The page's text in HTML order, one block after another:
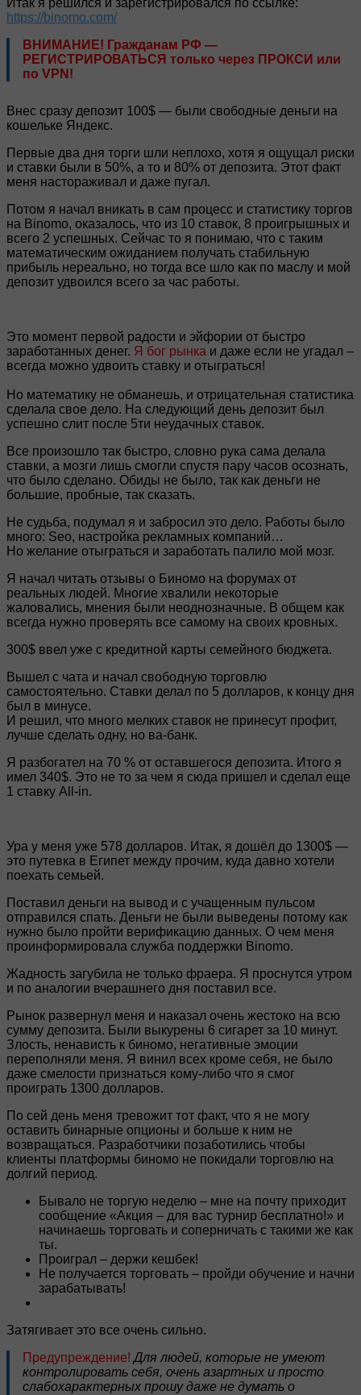
https://binomo.com/
ВНИМАНИЕ! Гражданам РФ —
РЕГИСТРИРОВАТЬСЯ только через ПРОКСИ или
по VPN!
Внес сразу депозит 100$ — были свободные деньги на
кошельке Яндекс.
Первые два дня торги шли неплохо, хотя я ощущал риски
и ставки были в 50%, а то и 80% от депозита. Этот факт
меня настораживал и даже пугал.
Потом я начал вникать в сам процесс и статистику торгов
на Binomo, оказалось, что из 10 ставок, 8 проигрышных и
всего 2 успешных. Сейчас то я понимаю, что с таким
математическим ожиданием получать стабильную
прибыль нереально, но тогда все шло как по маслу и мой
депозит удвоился всего за час работы.
Это момент первой радости и эйфории от быстро
заработанных денег. Я бог рынка и даже если не угадал –
всегда можно удвоить ставку и отыграться!
Но математику не обманешь, и отрицательная статистика
сделала свое дело. На следующий день депозит был
успешно слит после 5ти неудачных ставок.
Все произошло так быстро, словно рука сама делала
ставки, а мозги лишь смогли спустя пару часов осознать,
что было сделано. Обиды не было, так как деньги не
большие, пробные, так сказать.
Не судьба, подумал я и забросил это дело. Работы было
много: Seo, настройка рекламных компаний…
Но желание отыграться и заработать палило мой мозг.
Я начал читать отзывы о Биномо на форумах от
реальных людей. Многие хвалили некоторые
жаловались, мнения были неоднозначные. В общем как
всегда нужно проверять все самому на своих кровных.
300$ ввел уже с кредитной карты семейного бюджета.
Вышел с чата и начал свободную торговлю
самостоятельно. Ставки делал по 5 долларов, к концу дня
был в минусе.
И решил, что много мелких ставок не принесут профит,
лучше сделать одну, но ва-банк.
Я разбогател на 70 % от оставшегося депозита. Итого я
имел 340$. Это не то за чем я сюда пришел и сделал еще
1 ставку All-in.
Ура у меня уже 578 долларов. Итак, я дошёл до 1300$ —
это путевка в Египет между прочим, куда давно хотели
поехать семьей.
Поставил деньги на вывод и с учащенным пульсом
отправился спать. Деньги не были выведены потому как
нужно было пройти верификацию данных. О чем меня
проинформировала служба поддержки Binomo.
Жадность загубила не только фраера. Я проснутся утром
и по аналогии вчерашнего дня поставил все.
Рынок развернул меня и наказал очень жестоко на всю
сумму депозита. Были выкурены 6 сигарет за 10 минут.
Злость, ненависть к биномо, негативные эмоции
переполняли меня. Я винил всех кроме себя, не было
даже смелости признаться кому-либо что я смог
проиграть 1300 долларов.
По сей день меня тревожит тот факт, что я не могу
оставить бинарные опционы и больше к ним не
возвращаться. Разработчики позаботились чтобы
клиенты платформы биномо не покидали торговлю на
долгий период.
Бывало не торгую неделю – мне на почту приходит
сообщение «Акция – для вас турнир бесплатно!» и
начинаешь торговать и соперничать с такими же как
ты.
Проиграл – держи кешбек!
Не получается торговать – пройди обучение и начни
зарабатывать!
Затягивает это все очень сильно.
Предупреждение! Для людей, которые не умеют
контролировать себя, очень азартных и просто
слабохарактерных прошу даже не думать о